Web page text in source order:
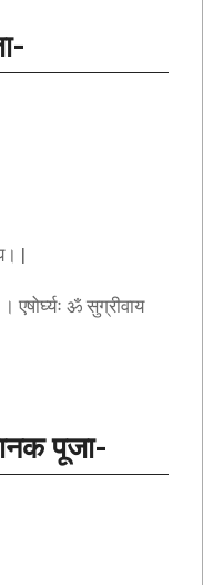
|
एषोर्घ्यः ॐ सुग्रीवाय
पूजा-